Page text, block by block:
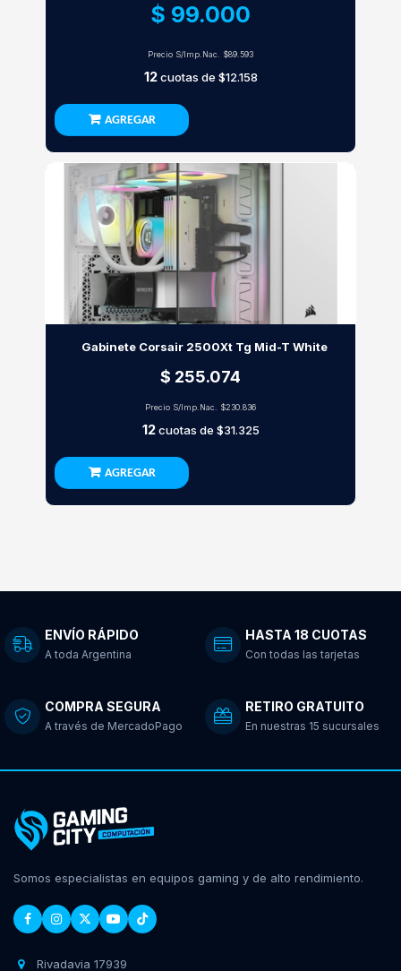
$ 99.000
Precio S/Imp.Nac. $89.593
12cuotas de $12.158
AGREGAR
Gabinete Corsair 2500Xt Tg Mid-T White
$ 255.074
Precio S/Imp.Nac. $230.836
12cuotas de $31.325
AGREGAR
ENVÍO RÁPIDO
A toda Argentina
HASTA 18 CUOTAS
Con todas las tarjetas
COMPRA SEGURA
A través de MercadoPago
RETIRO GRATUITO
En nuestras 15 sucursales
Somos especialistas en equipos gaming y de alto rendimiento.
Rivadavia 17939